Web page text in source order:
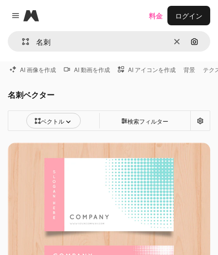
Close menu
Magnific
消去 画像で
料金 ログイン
AI 画像を作成 AI 動画を作成 AI アイコンを作成 背景 テク
名刺ベクター
ベクトル 検索フィルター